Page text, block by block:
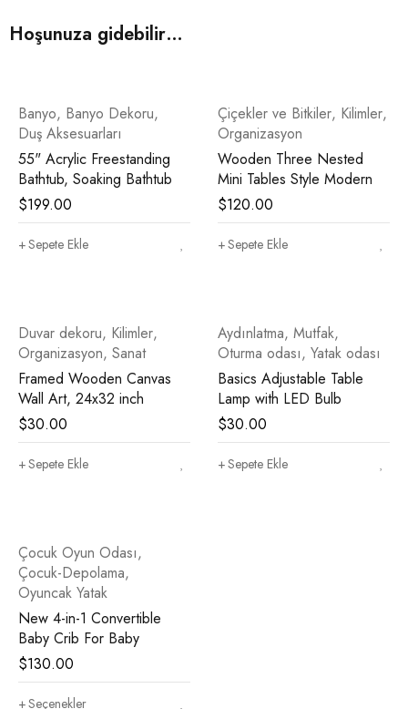
Adult Assembly Required: Yes
Cushions Included : No
Hoşunuza gidebilir…
Banyo, Banyo Dekoru,
Duş Aksesuarları
55" Acrylic Freestanding
Bathtub, Soaking Bathtub
$199.00
Sepete Ekle
Çiçekler ve Bitkiler, Kilimler,
Organizasyon
Wooden Three Nested
Mini Tables Style Modern
$120.00
Sepete Ekle
Duvar dekoru, Kilimler,
Organizasyon, Sanat
Framed Wooden Canvas
Wall Art, 24x32 inch
$30.00
Sepete Ekle
Aydınlatma, Mutfak,
Oturma odası, Yatak odası
Basics Adjustable Table
Lamp with LED Bulb
$30.00
Sepete Ekle
Çocuk Oyun Odası,
Çocuk-Depolama,
Oyuncak Yatak
New 4-in-1 Convertible
Baby Crib For Baby
$130.00
Seçenekler